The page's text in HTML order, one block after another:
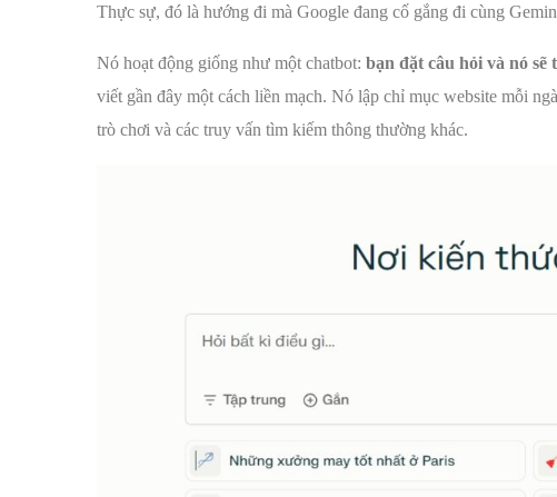
Thực sự, đó là hướng đi mà Google đang cố gắng đi cùng
Nó hoạt động giống như một chatbot: bạn đặt câu hỏi và nó sẽ
viết gần đây một cách liền mạch. Nó lập chỉ mục website mỗi
trò chơi và các truy vấn tìm kiếm thông thường khác.